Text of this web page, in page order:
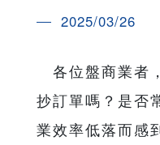
2025/03/26
各位盤商業者
抄訂單嗎？是否
業效率低落而感